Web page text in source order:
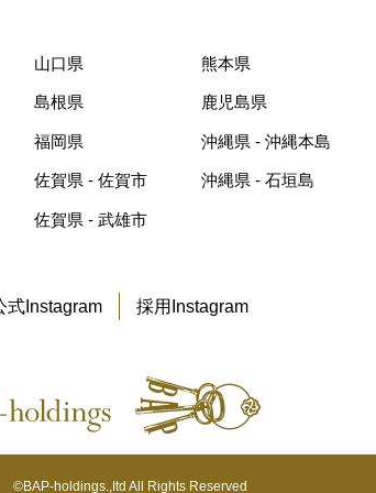
山口県
島根県
福岡県
佐賀県 - 佐賀市
佐賀県 - 武雄市
熊本県
鹿児島県
沖縄県 - 沖縄本島
沖縄県 - 石垣島
式Instagram 採用Instagram
©BAP-holdings.,Itd All Rights Reserved